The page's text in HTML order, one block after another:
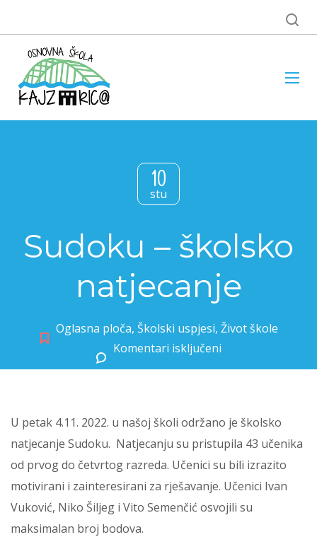
10
stu
Sudoku – školsko
natjecanje
Oglasna ploča, Školski uspjesi, Život škole
Komentari isključeni
U petak 4.11. 2022. u našoj školi održano je školsko
natjecanje Sudoku. Natjecanju su pristupila 43 učenika
od prvog do četvrtog razreda. Učenici su bili izrazito
motivirani i zainteresirani za rješavanje. Učenici Ivan
Vuković, Niko Šiljeg i Vito Semenčić osvojili su
maksimalan broj bodova.